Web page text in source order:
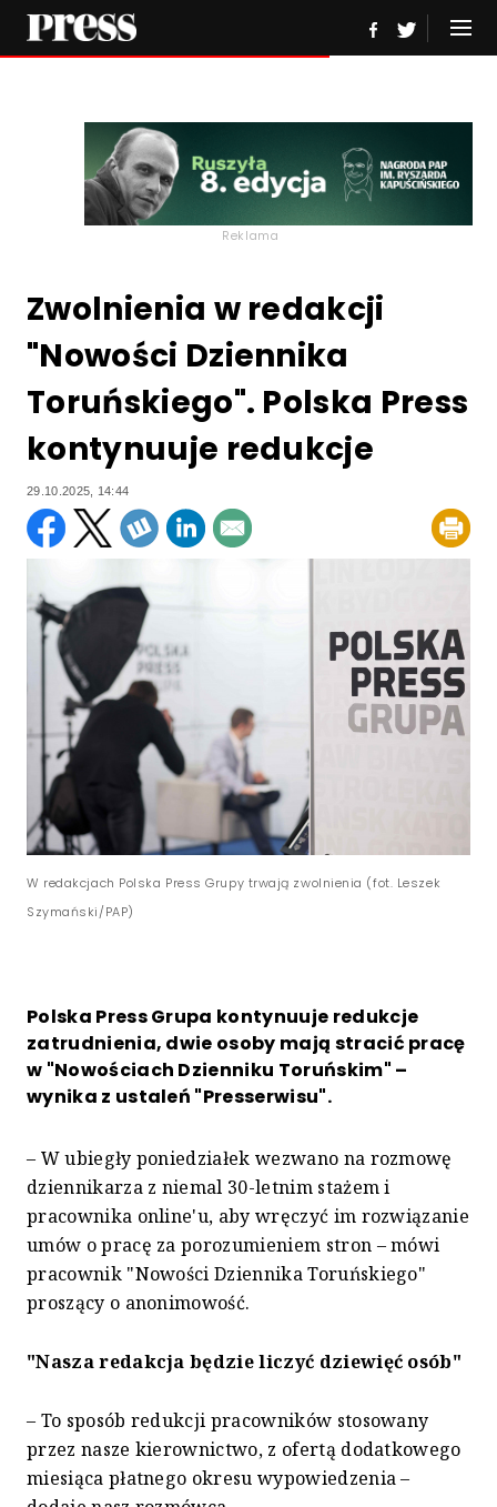
Reklama
Zwolnienia w redakcji
"Nowości Dziennika
Toruńskiego". Polska Press
kontynuuje redukcje
29.10.2025, 14:44
W redakcjach Polska Press Grupy trwają zwolnienia (fot. Leszek
Szymański/PAP)
Polska Press Grupa kontynuuje redukcje
zatrudnienia, dwie osoby mają stracić pracę
w "Nowościach Dzienniku Toruńskim" –
wynika z ustaleń "Presserwisu".
– W ubiegły poniedziałek wezwano na rozmowę
dziennikarza z niemal 30-letnim stażem i
pracownika online'u, aby wręczyć im rozwiązanie
umów o pracę za porozumieniem stron – mówi
pracownik "Nowości Dziennika Toruńskiego"
proszący o anonimowość.
"Nasza redakcja będzie liczyć dziewięć osób"
– To sposób redukcji pracowników stosowany
przez nasze kierownictwo, z ofertą dodatkowego
miesiąca płatnego okresu wypowiedzenia –